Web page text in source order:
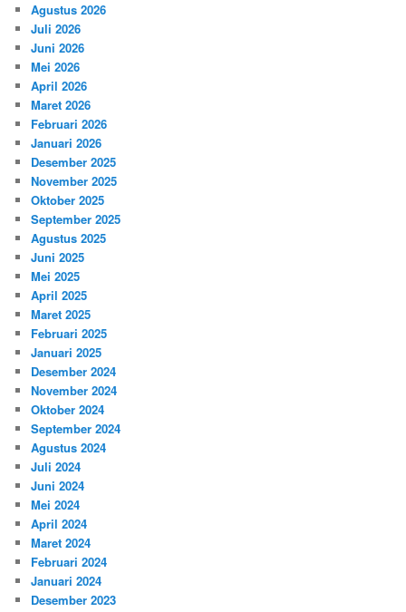
Agustus 2026
Juli 2026
Juni 2026
Mei 2026
April 2026
Maret 2026
Februari 2026
Januari 2026
Desember 2025
November 2025
Oktober 2025
September 2025
Agustus 2025
Juni 2025
Mei 2025
April 2025
Maret 2025
Februari 2025
Januari 2025
Desember 2024
November 2024
Oktober 2024
September 2024
Agustus 2024
Juli 2024
Juni 2024
Mei 2024
April 2024
Maret 2024
Februari 2024
Januari 2024
Desember 2023